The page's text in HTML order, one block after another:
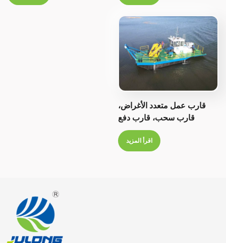
Deutsch
Italiano
Polski
قارب عمل متعدد الأغراض،
قارب سحب، قارب دفع
اقرأ المزيد